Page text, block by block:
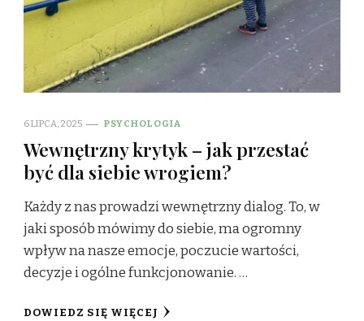
6 LIPCA, 2025 PSYCHOLOGIA
Wewnętrzny krytyk – jak przestać
być dla siebie wrogiem?
Każdy z nas prowadzi wewnętrzny dialog. To, w
jaki sposób mówimy do siebie, ma ogromny
wpływ na nasze emocje, poczucie wartości,
decyzje i ogólne funkcjonowanie. …
DOWIEDZ SIĘ WIĘCEJ